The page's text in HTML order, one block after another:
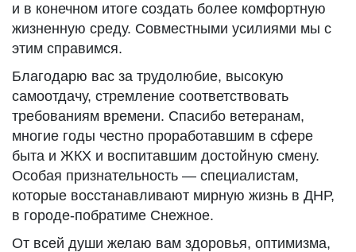
и в конечном итоге создать более комфортную
жизненную среду. Совместными усилиями мы с
этим справимся.
Благодарю вас за трудолюбие, высокую
самоотдачу, стремление соответствовать
требованиям времени. Спасибо ветеранам,
многие годы честно проработавшим в сфере
быта и ЖКХ и воспитавшим достойную смену.
Особая признательность — специалистам,
которые восстанавливают мирную жизнь в ДНР,
в городе-побратиме Снежное.
От всей души желаю вам здоровья, оптимизма,